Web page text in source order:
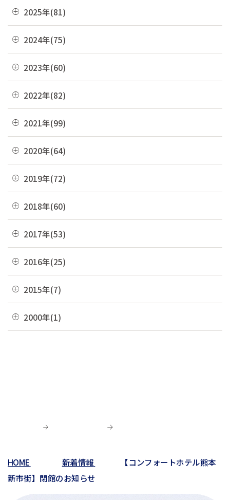
08月(3)
07月(21)
05月(13)
04月(10)
03月(36)
01月(13)
2025年(81)
12月(8)
11月(22)
09月(3)
08月(4)
07月(7)
05月(6)
04月(4)
03月(7)
02月(10)
01月(4)
2024年(75)
12月(4)
11月(6)
09月(4)
08月(6)
07月(6)
05月(9)
04月(5)
03月(8)
01月(6)
2023年(60)
12月(4)
11月(3)
09月(8)
08月(4)
07月(4)
05月(10)
04月(2)
03月(8)
01月(3)
2022年(82)
12月(8)
11月(5)
09月(8)
08月(4)
07月(10)
05月(6)
04月(2)
03月(7)
2021年(99)
12月(9)
11月(7)
09月(5)
08月(4)
07月(8)
05月(8)
04月(10)
03月(12)
2020年(64)
12月(2)
11月(8)
09月(4)
08月(4)
07月(5)
05月(7)
2019年(72)
12月(7)
11月(9)
09月(6)
08月(2)
07月(5)
01月(4)
2018年(60)
12月(7)
11月(2)
09月(4)
08月(3)
07月(7)
01月(2)
2017年(53)
12月(2)
11月(4)
09月(1)
03月(6)
01月(3)
2016年(25)
12月(2)
11月(3)
02月(1)
2015年(7)
11月(1)
06月(6)
2000年(1)
HOME 新着情報
【コンフォートホテル熊本
新市街】閉館のお知らせ